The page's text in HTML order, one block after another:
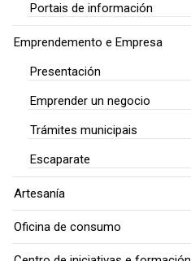
Portais de información
Emprendemento e Empresa
Presentación
Emprender un negocio
Trámites municipais
Escaparate
Artesanía
Oficina de consumo